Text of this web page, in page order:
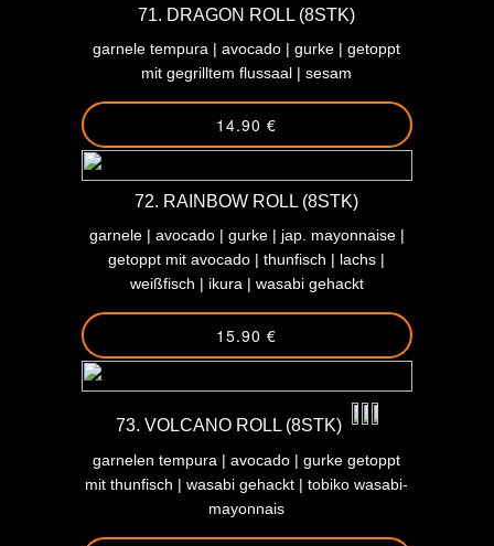
71. DRAGON ROLL (8STK)
garnele tempura | avocado | gurke | getoppt
mit gegrilltem flussaal | sesam
14.90 €
72. RAINBOW ROLL (8STK)
garnele | avocado | gurke | jap. mayonnaise |
getoppt mit avocado | thunfisch | lachs |
weißfisch | ikura | wasabi gehackt
15.90 €
73. VOLCANO ROLL (8STK)
garnelen tempura | avocado | gurke getoppt
mit thunfisch | wasabi gehackt | tobiko wasabi-
mayonnais